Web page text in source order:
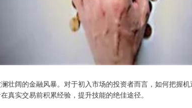
壮阔的金融风暴。对于初入市场的投资者而言，如何把握
真实交易前积累经验，提升技能的绝佳途径。